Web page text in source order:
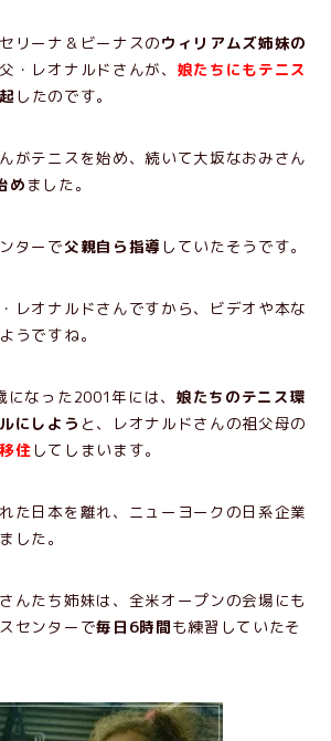
リーナ＆ビーナスのウィリアムズ姉妹の
・レオナルドさんが、 娘たちにもテニス
したのです。
がテニスを始め、続いて大坂なおみさん
めました。
ターで父親自ら指導 していたそうです。
レオナルドさんですから、ビデオや本な
うですね。
なった2001年には、 娘たちのテニス環
にしよう と、レオナルドさんの祖父母の
住してしまいます。
た日本を離れ、ニューヨークの日系企業
した。
んたち姉妹は、全米オープンの会場にも
センターで毎日6時間も練習していたそ